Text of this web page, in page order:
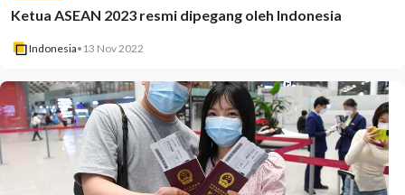
Ketua ASEAN 2023 resmi dipegang oleh Indonesia
Indonesia• 13 Nov 2022